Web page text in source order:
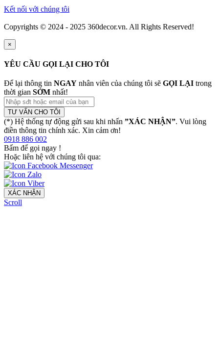
Kết nối với chúng tôi
Copyrights © 2024 - 2025 360decor.vn. All Rights Reserved!
×
YÊU CẦU GỌI LẠI CHO TÔI
Để lại thông tin NGAY nhân viên của chúng tôi sẽ GỌI LẠI trong
thời gian SỚM nhất!
TƯ VẤN CHO TÔI
(*) Hệ thống tự động gửi sau khi nhấn ”XÁC NHẬN”. Vui lòng
điền thông tin chính xác. Xin cảm ơn!
0918 886 002
Bấm để gọi ngay !
Hoặc liên hệ với chúng tôi qua:
XÁC NHẬN
Scroll